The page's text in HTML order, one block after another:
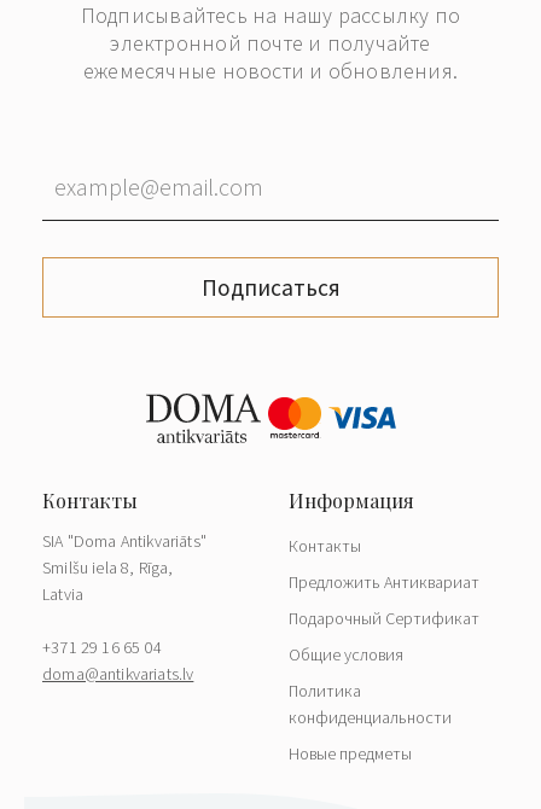
Подписывайтесь на нашу рассылку по
электронной почте и получайте
ежемесячные новости и обновления.
Подписаться
SIA "Doma Antikvariāts"
Smilšu iela 8, Rīga,
Latvia
+371 29 16 65 04
doma@antikvariats.lv
Контакты
Предложить Антиквариат
Подарочный Сертификат
Общие условия
Политика
конфиденциальности
Новые предметы